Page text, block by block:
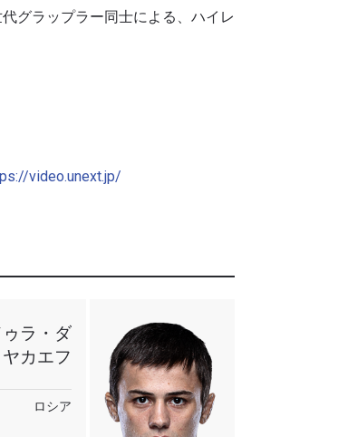
グラップラー同士による、ハイレ
video.unext.jp/
ラ・ダ
ヤカエフ
ロシア